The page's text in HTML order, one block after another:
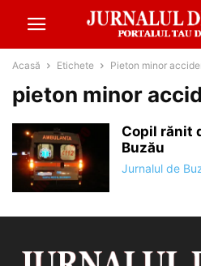
Acasă Etichete Pieton minor
pieton minor
Copil rănit
Buzău
Jurnalul de